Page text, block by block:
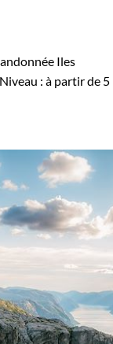
Iles
Niveau : à partir de 5